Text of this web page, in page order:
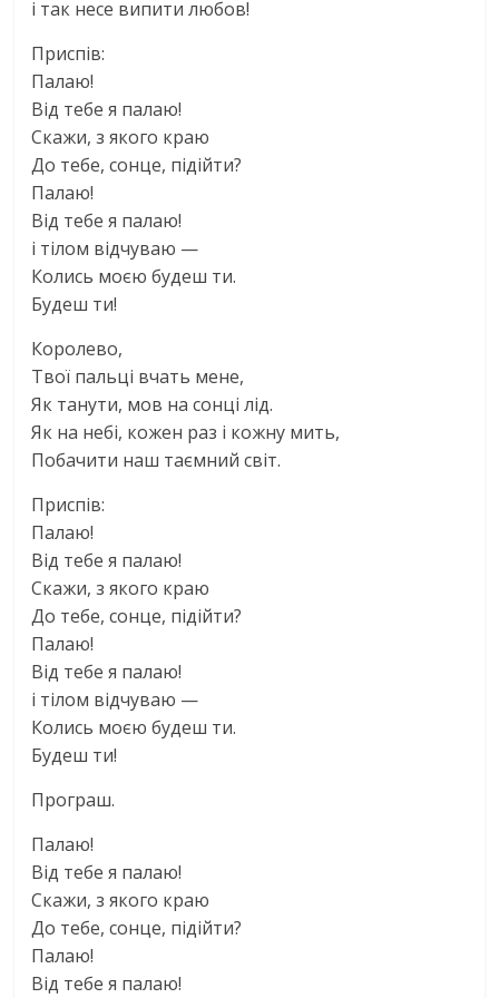
i так несе випити любов!
Приспiв:
Палаю!
Вiд тебе я палаю!
Скажи, з якого краю
До тебе, сонце, пiдiйти?
Палаю!
Вiд тебе я палаю!
i тiлом вiдчуваю —
Колись моєю будеш ти.
Будеш ти!
Королево,
Твої пальцi вчать мене,
Як танути, мов на сонцi лiд.
Як на небi, кожен раз i кожну мить,
Побачити наш таємний свiт.
Приспiв:
Палаю!
Вiд тебе я палаю!
Скажи, з якого краю
До тебе, сонце, пiдiйти?
Палаю!
Вiд тебе я палаю!
i тiлом вiдчуваю —
Колись моєю будеш ти.
Будеш ти!
Програш.
Палаю!
Вiд тебе я палаю!
Скажи, з якого краю
До тебе, сонце, пiдiйти?
Палаю!
Вiд тебе я палаю!